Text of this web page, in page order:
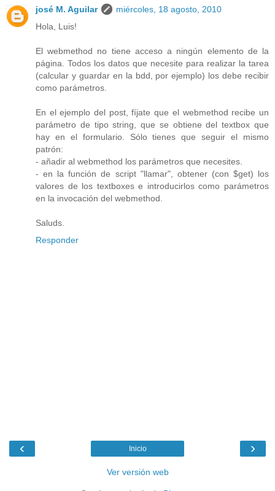
josé M. Aguilar
miércoles, 18 agosto, 2010
Hola, Luis!
El webmethod no tiene acceso a ningún elemento de la
página. Todos los datos que necesite para realizar la tarea
(calcular y guardar en la bdd, por ejemplo) los debe recibir
como parámetros.
En el ejemplo del post, fíjate que el webmethod recibe un
parámetro de tipo string, que se obtiene del textbox que
hay en el formulario. Sólo tienes que seguir el mismo
patrón:
- añadir al webmethod los parámetros que necesites.
- en la función de script "llamar", obtener (con $get) los
valores de los textboxes e introducirlos como parámetros
en la invocación del webmethod.
Saluds.
Responder
‹ ›
Inicio
Ver versión web